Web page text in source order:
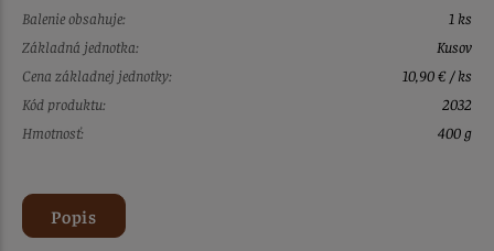
Balenie obsahuje:
1 ks
Základná jednotka:
Kusov
Cena základnej jednotky:
10,90 € / ks
Kód produktu:
2032
Hmotnosť:
400 g
Popis